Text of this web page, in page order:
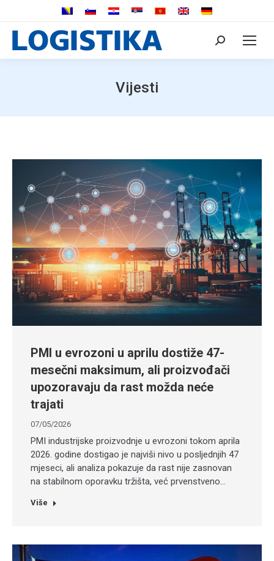
Search:
Vijesti
PMI u evrozoni u aprilu dostiže 47-
mesečni maksimum, ali proizvođači
upozoravaju da rast možda neće
trajati
07/05/2026
PMI industrijske proizvodnje u evrozoni tokom aprila
2026. godine dostigao je najviši nivo u posljednjih 47
mjeseci, ali analiza pokazuje da rast nije zasnovan
na stabilnom oporavku tržišta, već prvenstveno…
Više